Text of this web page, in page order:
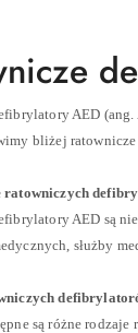
AED
bliżej ratownicze
ratowniczych
AED są
służby
są różne